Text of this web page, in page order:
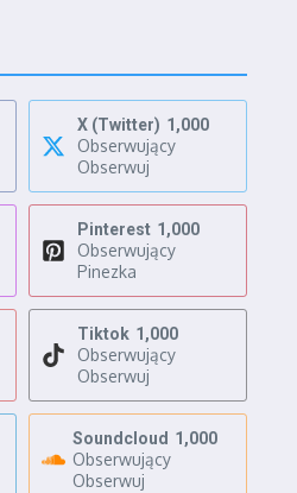
X (Twitter) 1,000
Obserwujący
Obserwuj
Pinterest 1,000
Obserwujący
Pinezka
Tiktok 1,000
Obserwujący
Obserwuj
Soundcloud 1,000
Obserwujący
Obserwuj